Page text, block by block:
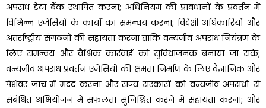
अपराध डेटा बैंक स्थापित करना; अधिनियम की प्रावधानों के प्रवर्तन में
विभिन्न एजेंसियों के कार्यों का समन्वय करना; विदेशी अधिकारियों और
अंतर्राष्ट्रीय संगठनों की सहायता करना ताकि वन्यजीव अपराध नियंत्रण के
लिए समन्वय और वैश्विक कार्रवाई को सुविधाजनक बनाया जा सके;
वन्यजीव अपराध प्रवर्तन एजेंसियों की क्षमता निर्माण के लिए वैज्ञानिक और
पेशेवर जांच में मदद करना और राज्य सरकारों को वन्यजीव अपराधों से
संबंधित अभियोजन में सफलता सुनिश्चित करने में सहायता करना; और